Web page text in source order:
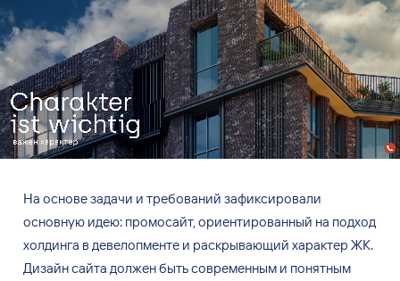
На основе задачи и требований зафиксировали
основную идею: промосайт, ориентированный на подход
холдинга в девелопменте и раскрывающий характер ЖК.
Дизайн сайта должен бытьсовременным и понятным